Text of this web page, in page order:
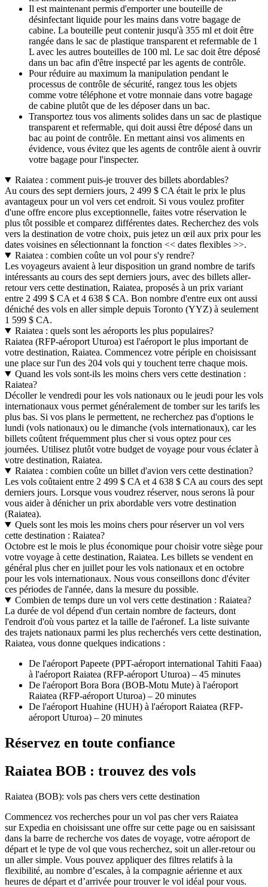
Il est maintenant permis d'emporter une bouteille de
désinfectant liquide pour les mains dans votre bagage de
cabine. La bouteille peut contenir jusqu'à 355 ml et doit être
rangée dans le sac de plastique transparent et refermable de 1
L avec les autres bouteilles de 100 ml. Le sac doit être déposé
dans un bac afin d'être inspecté par les agents de contrôle.
Pour réduire au maximum la manipulation pendant le
processus de contrôle de sécurité, rangez tous les objets
comme votre téléphone et votre monnaie dans votre bagage
de cabine plutôt que de les déposer dans un bac.
Transportez tous vos aliments solides dans un sac de plastique
transparent et refermable, qui doit aussi être déposé dans un
bac au point de contrôle. En mettant ainsi vos aliments en
évidence, vous évitez que les agents de contrôle aient à ouvrir
votre bagage pour l'inspecter.
Raiatea : comment puis-je trouver des billets abordables?
Au cours des sept derniers jours, 2 499 $ CA était le prix le plus
avantageux pour un vol vers cet endroit. Si vous voulez profiter
d'une offre encore plus exceptionnelle, faites votre réservation le
plus tôt possible et comparez différentes dates. Recherchez des vols
vers la destination de votre choix, puis jetez un œil aux prix pour les
dates voisines en sélectionnant la fonction << dates flexibles >>.
Raiatea : combien coûte un vol pour s'y rendre?
Les voyageurs avaient à leur disposition un grand nombre de tarifs
intéressants au cours des sept derniers jours, avec des billets aller-
retour vers cette destination, Raiatea, proposés à un prix variant
entre 2 499 $ CA et 4 638 $ CA. Bon nombre d'entre eux ont aussi
déniché des vols en aller simple depuis Toronto (YYZ) à seulement
1 599 $ CA.
Raiatea : quels sont les aéroports les plus populaires?
Raiatea (RFP-aéroport Uturoa) est l'aéroport le plus important de
votre destination, Raiatea. Commencez votre périple en choisissant
une place sur l'un des 204 vols qui y touchent terre chaque mois.
Quand les vols sont-ils les moins chers vers cette destination :
Raiatea?
Décoller le vendredi pour les vols nationaux ou le jeudi pour les vols
internationaux vous permet généralement de tomber sur les tarifs les
plus bas. Si vos plans le permettent, ne recherchez pas d'options le
lundi (vols nationaux) ou le dimanche (vols internationaux), car les
billets coûtent fréquemment plus cher si vous optez pour ces
journées. Utilisez plutôt votre budget de voyage pour vous éclater à
votre destination, Raiatea.
Raiatea : combien coûte un billet d'avion vers cette destination?
Les vols coûtaient entre 2 499 $ CA et 4 638 $ CA au cours des sept
derniers jours. Lorsque vous voudrez réserver, nous serons là pour
vous aider à dénicher un prix abordable vers votre destination
(Raiatea).
Quels sont les mois les moins chers pour réserver un vol vers
cette destination : Raiatea?
Octobre est le mois le plus économique pour choisir votre siège pour
votre voyage à cette destination, Raiatea. Les billets se vendent en
général plus cher en juillet pour les vols nationaux et en octobre
pour les vols internationaux. Nous vous conseillons donc d'éviter
ces périodes de l'année, dans la mesure du possible.
Combien de temps dure un vol vers cette destination : Raiatea?
La durée de vol dépend d'un certain nombre de facteurs, dont
l'endroit d'où vous partez et la taille de l'aéronef. La liste suivante
des trajets nationaux parmi les plus recherchés vers cette destination,
Raiatea, vous donne quelques indications :
De l'aéroport Papeete (PPT-aéroport international Tahiti Faaa)
à l'aéroport Raiatea (RFP-aéroport Uturoa) – 45 minutes
De l'aéroport Bora Bora (BOB-Motu Mute) à l'aéroport
Raiatea (RFP-aéroport Uturoa) – 20 minutes
De l'aéroport Huahine (HUH) à l'aéroport Raiatea (RFP-
aéroport Uturoa) – 20 minutes
Réservez en toute confiance
Raiatea BOB : trouvez des vols
Raiatea (BOB): vols pas chers vers cette destination
Commencez vos recherches pour un vol pas cher vers Raiatea
sur Expedia en choisissant une offre sur cette page ou en saisissant
dans la barre de recherche vos dates de voyage, votre aéroport de
départ et le type de vol que vous recherchez, soit un aller-retour ou
un aller simple. Vous pouvez appliquer des filtres relatifs à la
flexibilité, au nombre d’escales, à la compagnie aérienne et aux
heures de départ et d’arrivée pour trouver le vol idéal pour vous.